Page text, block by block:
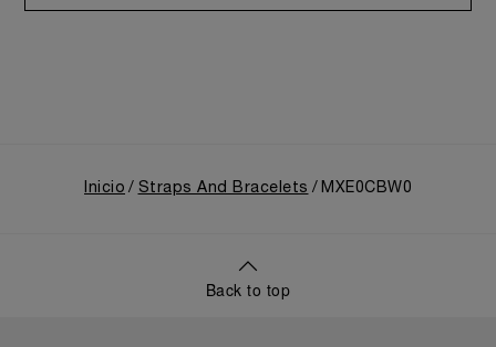
Inicio Straps And Bracelets MXE0CBW0
Back to top